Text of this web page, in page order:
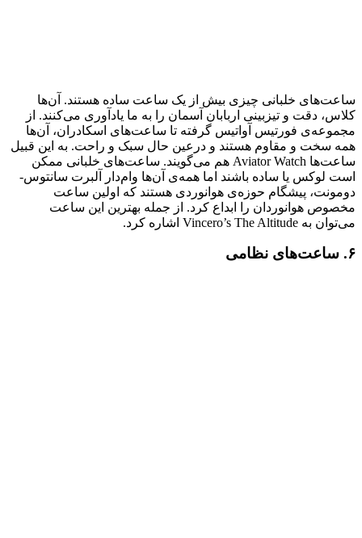
ساعت‌های خلبانی چیزی بیش از یک ساعت ساده هستند. آن‌ها
کلاس، دقت و تیزبینی اربابان آسمان را به ما یادآوری می‌کنند. از
مجموعه‌ی فورتیس آواتیس گرفته تا ساعت‌های اسکادران، آن‌ها
همه سخت و مقاوم هستند و درعین حال سبک و راحت. به این قبیل
ساعت‌ها Aviator Watch هم می‌گویند. ساعت‌های خلبانی ممکن
است لوکس یا ساده باشند اما همه‌ی آن‌ها وام‌دار آلبرت سانتوس-
دومونت، پیشگام حوزه‌ی هوانوردی هستند که اولین ساعت
مخصوص هوانوردان را ابداع کرد. از جمله بهترین این ساعت
می‌توان به Vincero’s The Altitude اشاره کرد.
۶. ساعت‌های نظامی